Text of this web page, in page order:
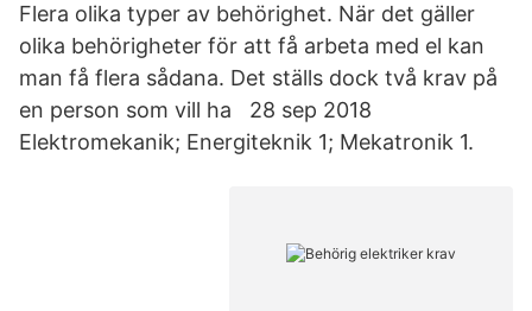
Flera olika typer av behörighet. När det gäller
olika behörigheter för att få arbeta med el kan
man få flera sådana. Det ställs dock två krav på
en person som vill ha 28 sep 2018
Elektromekanik; Energiteknik 1; Mekatronik 1.